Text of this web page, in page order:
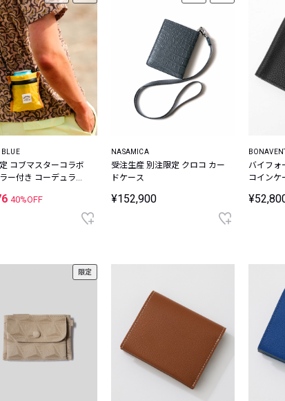
コブマスターコラボ
ー付き コーデュラナ
40%OFF
NASAMICA
受注生産 別注限定 クロコ カー
ドケース
¥152,900
バイフォ
コインケ
限定